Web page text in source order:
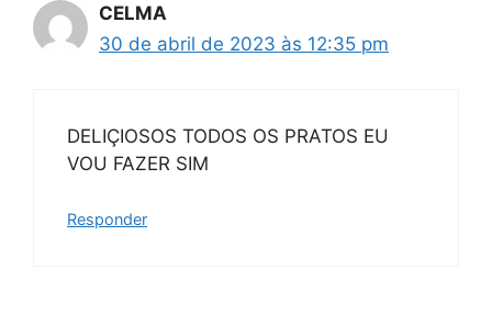
CELMA
30 de abril de 2023 às 12:35 pm
DELIÇIOSOS TODOS OS PRATOS EU
VOU FAZER SIM
Responder